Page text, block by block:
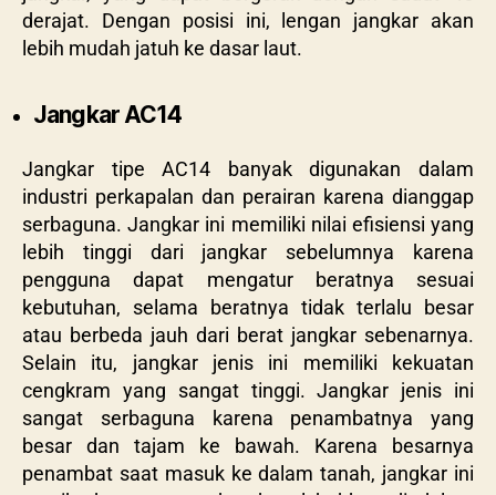
derajat. Dengan posisi ini, lengan jangkar akan
lebih mudah jatuh ke dasar laut.
Jangkar AC14
Jangkar tipe AC14 banyak digunakan dalam
industri perkapalan dan perairan karena dianggap
serbaguna. Jangkar ini memiliki nilai efisiensi yang
lebih tinggi dari jangkar sebelumnya karena
pengguna dapat mengatur beratnya sesuai
kebutuhan, selama beratnya tidak terlalu besar
atau berbeda jauh dari berat jangkar sebenarnya.
Selain itu, jangkar jenis ini memiliki kekuatan
cengkram yang sangat tinggi. Jangkar jenis ini
sangat serbaguna karena penambatnya yang
besar dan tajam ke bawah. Karena besarnya
penambat saat masuk ke dalam tanah, jangkar ini